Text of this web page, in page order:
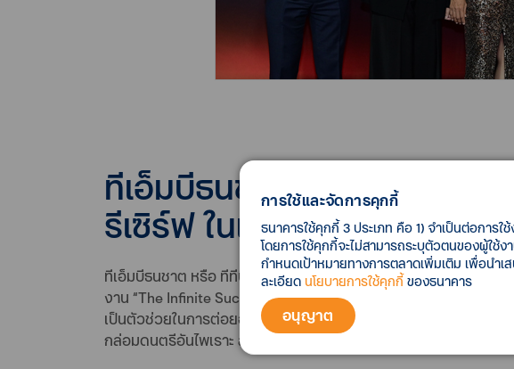
ทีเอ็มบีธนชาต จัดงาน “The
รีเซิร์ฟ ในเขตกรุงเทพและป
ทีเอ็มบีธนชาต หรือ ทีทีบี โดย นายพีรพงศ์ นิธิไกรวุฒิ (ซ้ายสุด) รอง
งาน “The Infinite Success Forum” เพื่อกระชับความสัมพันธ์และ
เป็นตัวช่วยในการต่อยอดความมั่งคั่งให้กับลูกค้ากลุ่ม Wealth
กล่อมดนตรีอันไพเราะ สร้างสีสันและความสนุกสนาน ท่ามกลางบรร
การใช้และจัดการคุกกี้
ธนาคารใช้คุกกี้ 3 ประเภท คือ 1) จำเป็นต่อการ
โดยการใช้คุกกี้จะไม่สามารถระบุตัวตนของผู้ใช้
กำหนดเป้าหมายทางการตลาดเพิ่มเติม เพื่อนำ
ละเอียด นโยบายการใช้คุกกี้ของธนาคาร
อนุญาต